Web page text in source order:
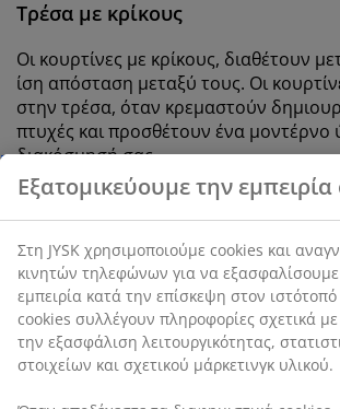
Τρέσα με κρίκους
Οι κουρτίνες με κρίκους, διαθέτουν
ίση απόσταση μεταξύ τους. Οι
στην τρέσα, όταν κρεμαστούν
πτυχές και προσθέτουν ένα μοντέρνο
διακόσμησή σας.
Τρέσα με θηλιές
Μια κουρτίνα με τρέσα με θηλιές και
σύγχρονη εμφάνιση, η οποία είναι
δημιουργεί ένα πιο ανέμελο στυλ στο
Εξατομικεύουμε την
Στη JYSK χρησιμοποιούμε cookies και
κινητών τηλεφώνων για να
εμπειρία κατά την επίσκεψη στον
cookies συλλέγουν πληροφορίες σχετικά με
την εξασφάλιση λειτουργικότητας,
στοιχείων και σχετικού μάρκετινγκ υλικού.